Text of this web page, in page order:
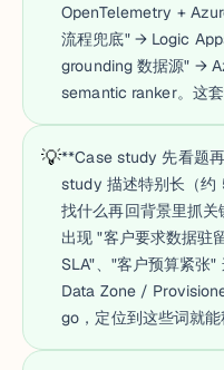
OpenTelemetry +
流程兜底" → Logic
grounding 数据源" →
semantic ranker。这
💡**Case study 先看题
study 描述特别长（约
找什么再回背景里抓
出现 "客户要求数据驻
SLA"、"客户预算紧张"
Data Zone /
go，定位到这些词就能